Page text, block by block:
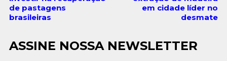
de pastagens
brasileiras
em cidade líder no
desmate
ASSINE NOSSA NEWSLETTER